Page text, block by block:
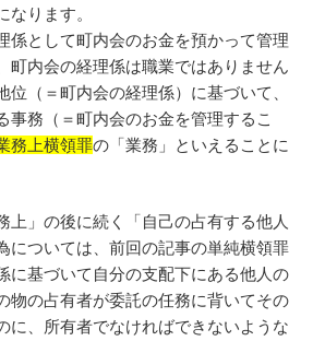
なります。
係として町内会のお金を預かって管理
町内会の経理係は職業ではありません
位（＝町内会の経理係）に基づいて、
事務（＝町内会のお金を管理するこ
務上横領罪の「業務」といえることに
上」の後に続く「自己の占有する他人
については、前回の記事の単純横領罪
に基づいて自分の支配下にある他人の
物の占有者が委託の任務に背いてその
に、所有者でなければできないような